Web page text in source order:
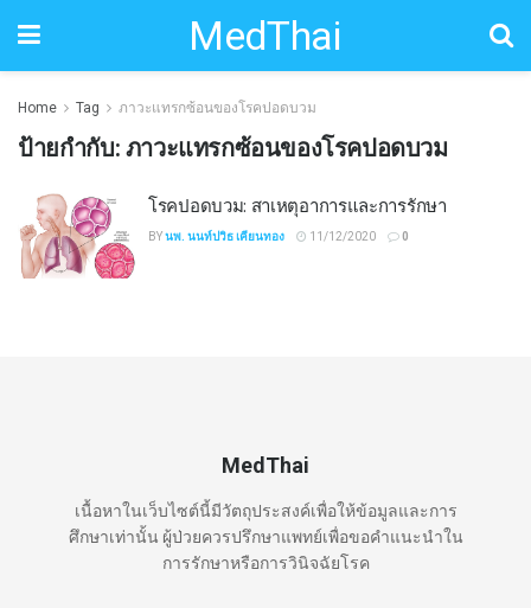
MedThai
Home Tag ภาวะแทรกซ้อนของโรคปอดบวม
ป้ายกำกับ: ภาวะแทรกซ้อนของโรคปอดบวม
โรคปอดบวม: สาเหตุอาการและการรักษา
BYนพ. นนท์ปวิธ เคียนทอง 11/12/2020 0
MedThai
เนื้อหาในเว็บไซต์นี้มีวัตถุประสงค์เพื่อให้ข้อมูลและการ
ศึกษาเท่านั้น ผู้ป่วยควรปรึกษาแพทย์เพื่อขอคำแนะนำใน
การรักษาหรือการวินิจฉัยโรค